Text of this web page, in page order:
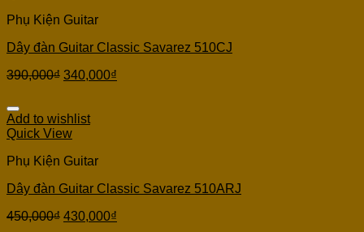
Phụ Kiện Guitar
Dây đàn Guitar Classic Savarez 510CJ
390,000₫ 340,000₫
Add to wishlist
Quick View
Phụ Kiện Guitar
Dây đàn Guitar Classic Savarez 510ARJ
450,000₫ 430,000₫